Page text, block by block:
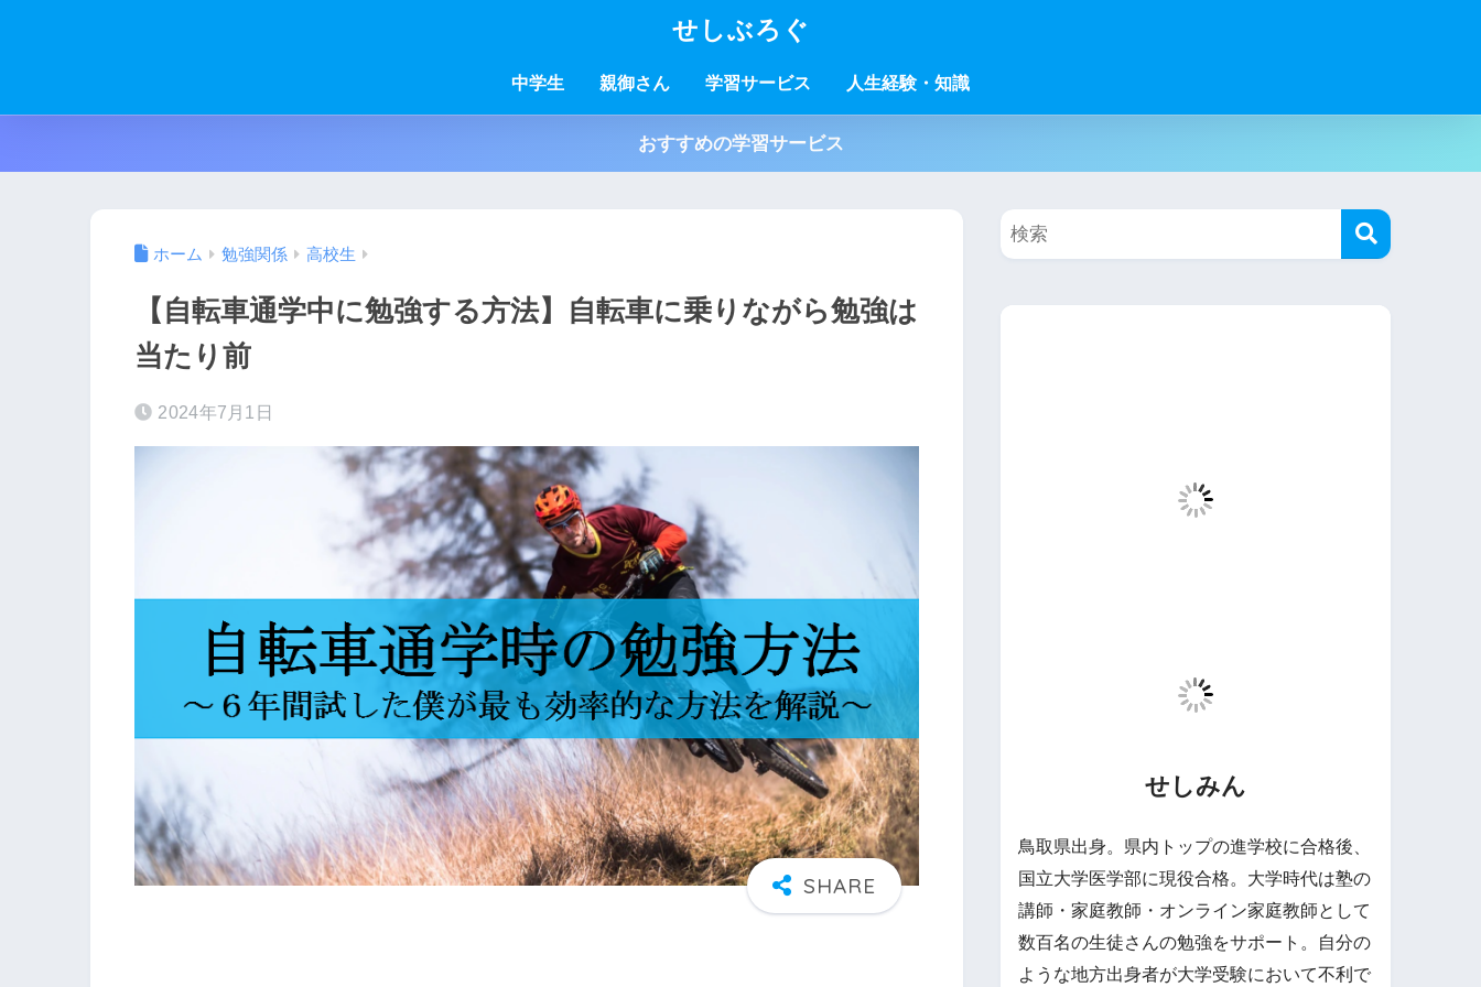
せしぶろぐ
中学生 親御さん 学習サービス 人生経験・知識
おすすめの学習サービス
ホーム 勉強関係 高校生
【自転車通学中に勉強する方法】自転車に乗りながら勉強は
当たり前
2024年7月1日
せしみん
鳥取県出身。県内トップの進学校に合格後、
国立大学医学部に現役合格。大学時代は塾の
講師・家庭教師・オンライン家庭教師として
数百名の生徒さんの勉強をサポート。自分の
ような地方出身者が大学受験において不利で